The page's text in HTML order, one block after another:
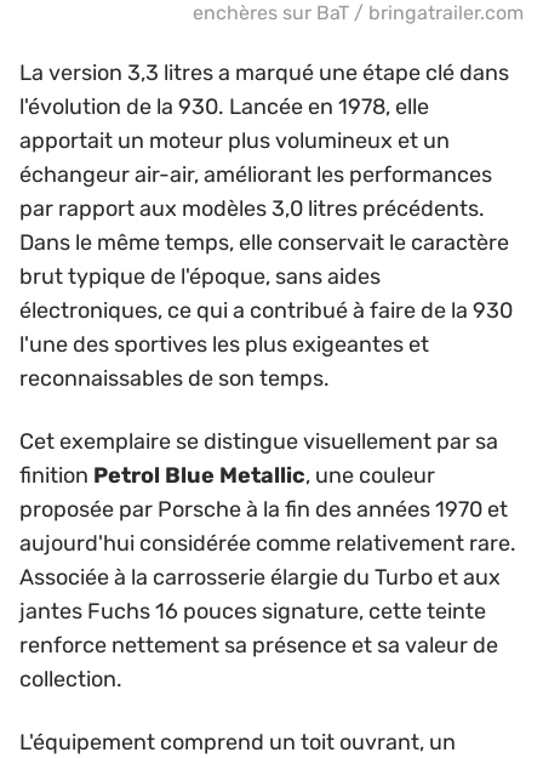
enchères sur BaT / bringatrailer.com
La version 3,3 litres a marqué une étape clé dans
l'évolution de la 930. Lancée en 1978, elle
apportait un moteur plus volumineux et un
échangeur air-air, améliorant les performances
par rapport aux modèles 3,0 litres précédents.
Dans le même temps, elle conservait le caractère
brut typique de l'époque, sans aides
électroniques, ce qui a contribué à faire de la 930
l'une des sportives les plus exigeantes et
reconnaissables de son temps.
Cet exemplaire se distingue visuellement par sa
finition Petrol Blue Metallic, une couleur
proposée par Porsche à la fin des années 1970 et
aujourd'hui considérée comme relativement rare.
Associée à la carrosserie élargie du Turbo et aux
jantes Fuchs 16 pouces signature, cette teinte
renforce nettement sa présence et sa valeur de
collection.
L'équipement comprend un toit ouvrant, un